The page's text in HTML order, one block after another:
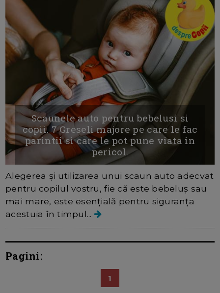
Scaunele auto pentru bebelusi si
copii. 7 Greseli majore pe care le fac
parintii si care le pot pune viata in
pericol.
Alegerea și utilizarea unui scaun auto adecvat
pentru copilul vostru, fie că este bebeluș sau
mai mare, este esențială pentru siguranța
acestuia în timpul...
Pagini:
1